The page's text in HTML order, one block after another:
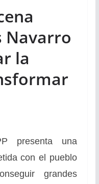
Navarro
la
presenta una
con el pueblo
grandes